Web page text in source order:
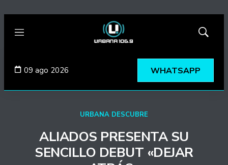
Menú
Mostrar
09 ago 2026 WHATSAPP
URBANA DESCUBRE
ALIADOS PRESENTA SU
SENCILLO DEBUT «DEJAR